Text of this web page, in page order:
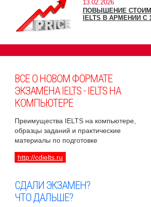
13.02.2026
ПОВЫШЕНИЕ
IELTS В АРМЕНИИ С
ВСЕ О НОВОМ ФОРМАТЕ
ЭКЗАМЕНА IELTS - IELTS НА
КОМПЬЮТЕРЕ
Преимущества IELTS на компьютере,
образцы заданий и практические
материалы по подготовке
http://cdielts.ru
СДАЛИ ЭКЗАМЕН?
ЧТО ДАЛЬШЕ?